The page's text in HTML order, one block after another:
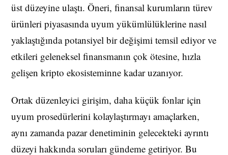
üst düzeyine ulaştı. Öneri, finansal kurumların türev
ürünleri piyasasında uyum yükümlülüklerine nasıl
yaklaştığında potansiyel bir değişimi temsil ediyor ve
etkileri geleneksel finansmanın çok ötesine, hızla
gelişen kripto ekosisteminne kadar uzanıyor.
Ortak düzenleyici girişim, daha küçük fonlar için
uyum prosedürlerini kolaylaştırmayı amaçlarken,
aynı zamanda pazar denetiminin gelecekteki ayrıntı
düzeyi hakkında soruları gündeme getiriyor. Bu